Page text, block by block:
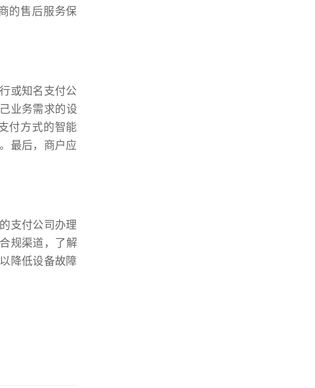
的售后服务保
或知名支付公
业务需求的设
付方式的智能
最后，商户应
支付公司办理
规渠道，了解
降低设备故障